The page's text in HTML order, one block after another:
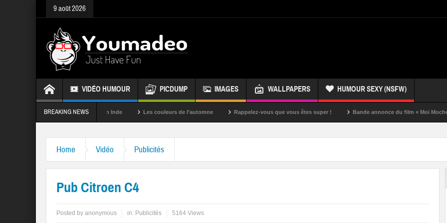
9 août 2026
VIDÉO HUMOUR PICDUMP IMAGES WALLPAPERS HUMOUR SEXY (NSFW)
BREAKING NEWS
La fête des couleurs en Inde Les couleurs de l’automne Rappelez-vous que vous êtes super ! Bande annonce du film « Moi Moche et
Home Vidéo Publicités
Pub Citroen C4
Posted by anonymous in: Publicités 5164 Views